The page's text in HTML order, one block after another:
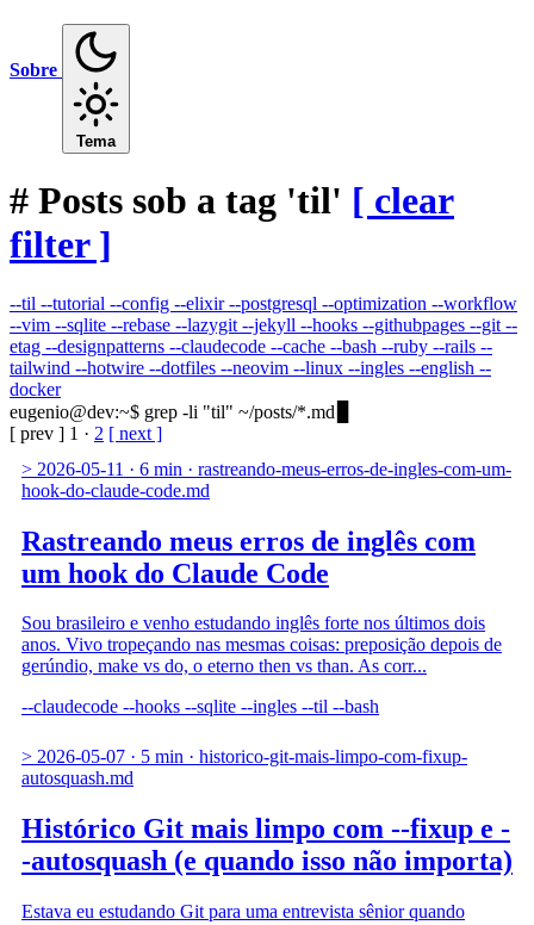
Sobre
Tema
# Posts sob a tag 'til' [ clear
filter ]
--til --tutorial --config --elixir--postgresql --optimization --workflow
--vim --sqlite --rebase --lazygit --jekyll --hooks --githubpages --git --
etag --designpatterns --claudecode --cache --bash --ruby --rails --
tailwind --hotwire --dotfiles --neovim --linux --ingles --english --
docker
eugenio@dev:~$ grep -li "til" ~/posts/*.md
[ prev ] 1 · 2 [ next ]
> 2026-05-11 · 6 min · rastreando-meus-erros-de-ingles-com-um-
hook-do-claude-code.md
Rastreando meus erros de inglês com
um hook do Claude Code
Sou brasileiro e venho estudando inglês forte nos últimos dois
anos. Vivo tropeçando nas mesmas coisas: preposição depois de
gerúndio, make vs do, o eterno then vs than. As corr...
--claudecode --hooks --sqlite --ingles --til --bash
> 2026-05-07 · 5 min · historico-git-mais-limpo-com-fixup-
autosquash.md
Histórico Git mais limpo com --fixup e -
-autosquash (e quando isso não importa)
Estava eu estudando Git para uma entrevista sênior quando